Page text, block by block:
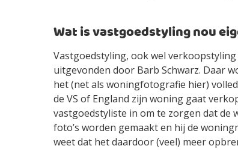
Wat is vastgoedstyling nou
Vastgoedstyling, ook wel
uitgevonden door Barb Schwarz. Daar
het (net als woningfotografie hier)
de VS of England zijn woning gaat
vastgoedstyliste in om te zorgen dat
foto’s worden gemaakt en hij de
weet dat het daardoor (veel) meer